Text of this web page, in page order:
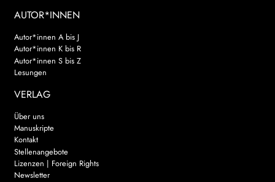
AUTOR*INNEN
Autor*innen A bis J
Autor*innen K bis R
Autor*innen S bis Z
Lesungen
VERLAG
Über uns
Manuskripte
Kontakt
Stellenangebote
Lizenzen | Foreign Rights
Newsletter